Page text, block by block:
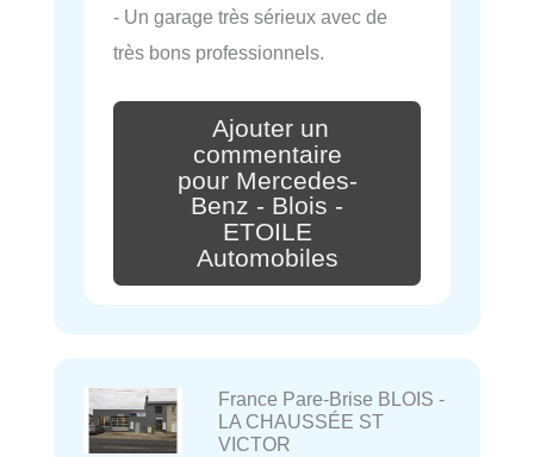
- Un garage très sérieux avec de
très bons professionnels.
Ajouter un
commentaire
pour Mercedes-
Benz - Blois -
ETOILE
Automobiles
France Pare-Brise BLOIS -
LA CHAUSSÉE ST
VICTOR